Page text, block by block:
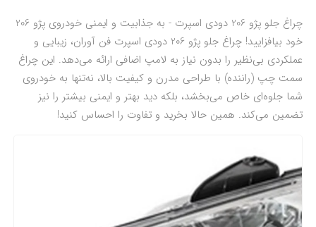
چراغ جلو پژو 206 دودی اسپرت - به جذابیت و ایمنی خودروی پژو 206
خود بیافزایید! چراغ جلو پژو 206 دودی اسپرت فن آوران، زیبایی و
عملکردی بی‌نظیر را بدون نیاز به لامپ اضافی ارائه می‌دهد. این چراغ
سمت چپ (راننده) با طراحی مدرن و کیفیت بالا، نه‌تنها به خودروی
شما جلوه‌ای خاص می‌بخشد، بلکه دید بهتر و ایمنی بیشتر را نیز
تضمین می‌کند. همین حالا بخرید و تفاوت را احساس کنید!